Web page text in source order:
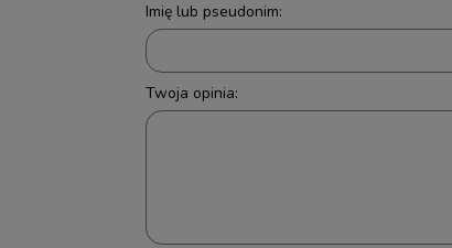
Imię lub pseudonim:
Twoja opinia: